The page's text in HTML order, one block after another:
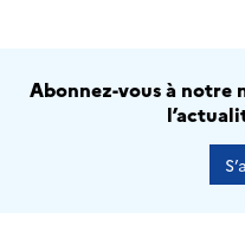
Abonnez-vous à